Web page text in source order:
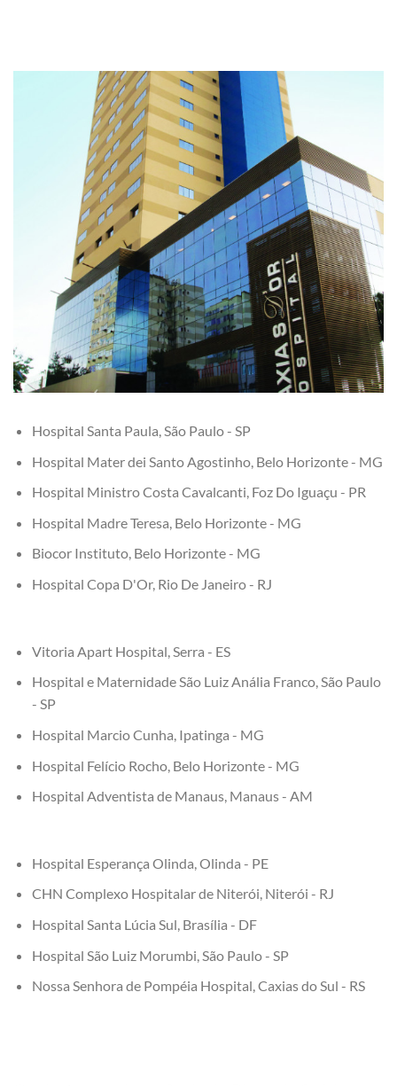
Hospital Santa Paula, São Paulo - SP
Hospital Mater dei Santo Agostinho, Belo Horizonte - MG
Hospital Ministro Costa Cavalcanti, Foz Do Iguaçu - PR
Hospital Madre Teresa, Belo Horizonte - MG
Biocor Instituto, Belo Horizonte - MG
Hospital Copa D'Or, Rio De Janeiro - RJ
Vitoria Apart Hospital, Serra - ES
Hospital e Maternidade São Luiz Anália Franco, São Paulo
- SP
Hospital Marcio Cunha, Ipatinga - MG
Hospital Felício Rocho, Belo Horizonte - MG
Hospital Adventista de Manaus, Manaus - AM
Hospital Esperança Olinda, Olinda - PE
CHN Complexo Hospitalar de Niterói, Niterói - RJ
Hospital Santa Lúcia Sul, Brasília - DF
Hospital São Luiz Morumbi, São Paulo - SP
Nossa Senhora de Pompéia Hospital, Caxias do Sul - RS